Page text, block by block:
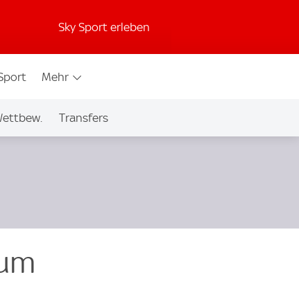
Sky Sport erleben
Mehr
Transfers